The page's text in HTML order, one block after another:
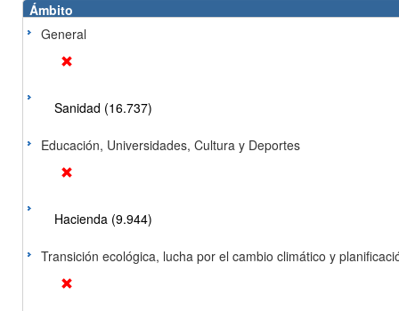
Ámbito
General
Sanidad (16.737)
Educación, Universidades, Cultura y Deportes
Hacienda (9.944)
Transición ecológica, lucha por el cambio climático y